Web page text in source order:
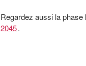
Regardez aussi la phase
2045.